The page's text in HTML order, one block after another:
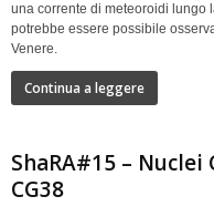
una corrente di meteoroidi lungo
potrebbe essere possibile
Venere.
Continua a leggere
ShaRA#15 – Nuclei
CG38